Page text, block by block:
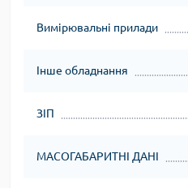
Вимірювальні прилади
Інше обладнання
ЗІП
МАСОГАБАРИТНІ ДАНІ